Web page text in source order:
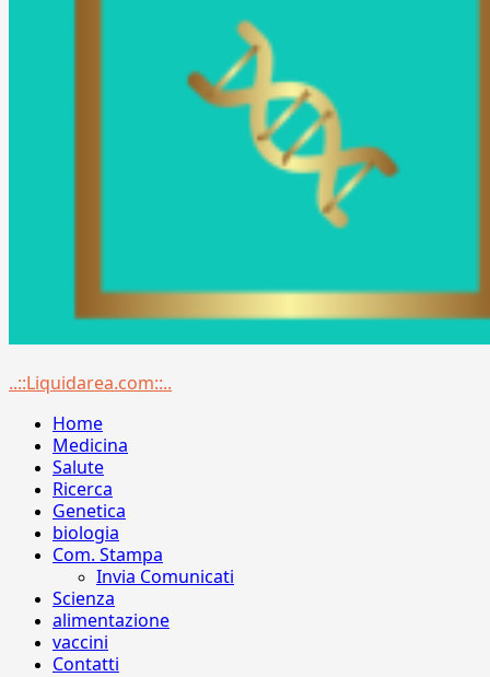
Menu
..::Liquidarea.com::..
Home
Medicina
Salute
Ricerca
Genetica
biologia
Com. Stampa
Invia Comunicati
Scienza
alimentazione
vaccini
Contatti